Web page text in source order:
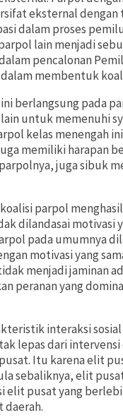
eksternal dengan
dalam proses
lain menjadi
pencalonan
membentuk
berlangsung pada
untuk memenuhi
kelas menengah
memiliki harapan
juga sibuk
parpol
dilandasai motivasi
pada umumnya
motivasi yang
menjadi jaminan
peranan yang
interaksi
lepas dari
Itu karena elit
sebaliknya, elit
pusat yang
daerah.